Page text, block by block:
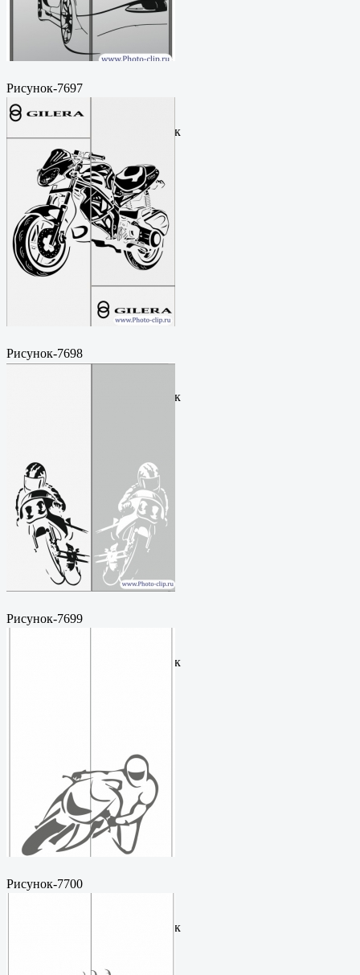
Рисунок-7697
Пескоструйный
рисунокФормат: cdrЦена: 200
руб.Метки: векторный рисунок
Рисунок-7698
Пескоструйный
руб.Метки: векторный рисунок
Рисунок-7699
руб.Метки: векторный рисунок
Рисунок-7700
руб.Метки: векторный рисунок